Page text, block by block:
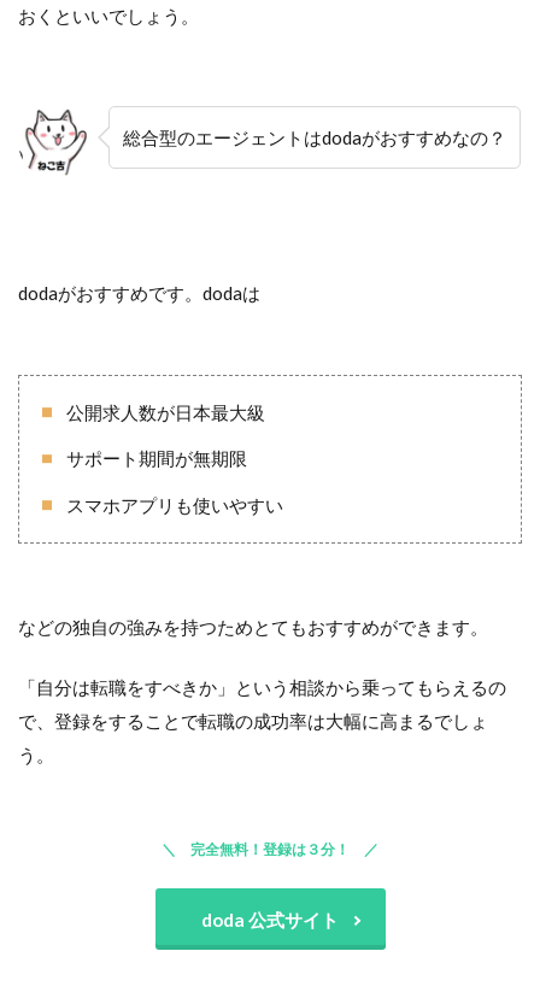
おくといいでしょう。
総合型のエージェントはdodaがおすすめなの？
dodaがおすすめです。dodaは
公開求人数が日本最大級
サポート期間が無期限
スマホアプリも使いやすい
などの独自の強みを持つためとてもおすすめができます。
「自分は転職をすべきか」という相談から乗ってもらえるの
で、登録をすることで転職の成功率は大幅に高まるでしょ
う。
完全無料！登録は３分！
doda 公式サイト